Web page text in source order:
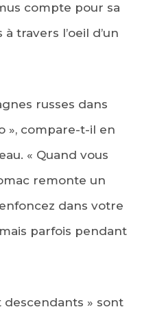
compte pour sa
travers l’oeil d’un
russes dans
», compare-t-il en
« Quand vous
remonte un
dans votre
parfois pendant
descendants » sont